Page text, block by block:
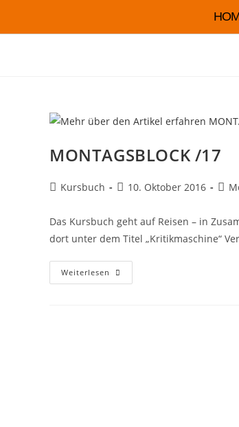
MONTAGSBLOCK /17
Kursbuch 10. Oktober 2016
Das Kursbuch geht auf Reisen – in
dort unter dem Titel „Kritikmaschine“
Weiterlesen